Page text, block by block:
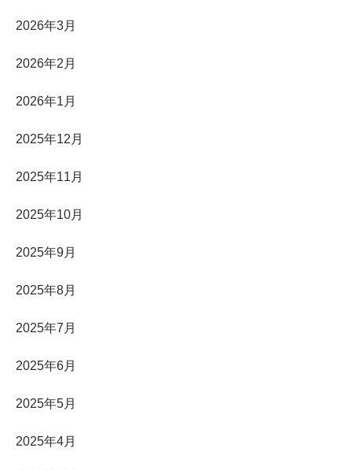
2026年3月
2026年2月
2026年1月
2025年12月
2025年11月
2025年10月
2025年9月
2025年8月
2025年7月
2025年6月
2025年5月
2025年4月